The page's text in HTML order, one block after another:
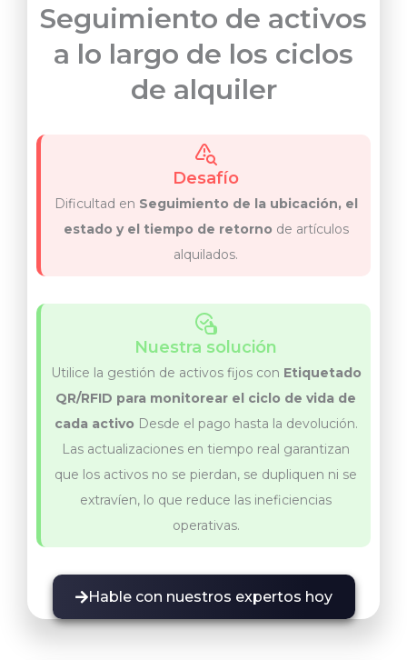
Seguimiento de activos
a lo largo de los ciclos
de alquiler
Desafío
Dificultad en Seguimiento de la ubicación, el
estado y el tiempo de retorno de artículos
alquilados.
Nuestra solución
Utilice la gestión de activos fijos con Etiquetado
QR/RFID para monitorear el ciclo de vida de
cada activo Desde el pago hasta la devolución.
Las actualizaciones en tiempo real garantizan
que los activos no se pierdan, se dupliquen ni se
extravíen, lo que reduce las ineficiencias
operativas.
Hable con nuestros expertos hoy